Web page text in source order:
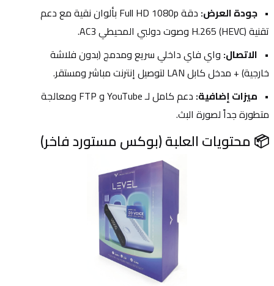
جودة العرض:
تقنية H.265 (HEVC) وصوت دولبي المحيطي AC3.
الاتصال:
خارجية) + مدخل كابل LAN لتوصيل إنترنت مباشر ومستقر.
ميزات إضافية:
متطورة جداً لصورة البث.
📦 محتويات العلبة (بوكس مستورد فاخر)